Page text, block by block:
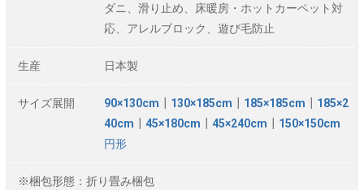
ダニ、滑り止め、床暖房・ホットカーペット対
応、アレルブロック、遊び毛防止
生産 日本製
サイズ展開 90×130cm 130×185cm 185×185cm
185×2
40cm
45×180cm 45×240cm
150×150cm
円形
※梱包形態：折り畳み梱包